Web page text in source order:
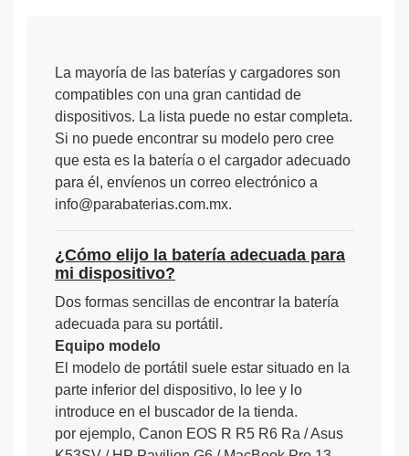
La mayoría de las baterías y cargadores son
compatibles con una gran cantidad de
dispositivos. La lista puede no estar completa.
Si no puede encontrar su modelo pero cree
que esta es la batería o el cargador adecuado
para él, envíenos un correo electrónico a
info@parabaterias.com.mx.
¿Cómo elijo la batería adecuada para
mi dispositivo?
Dos formas sencillas de encontrar la batería
adecuada para su portátil.
Equipo modelo
El modelo de portátil suele estar situado en la
parte inferior del dispositivo, lo lee y lo
introduce en el buscador de la tienda.
por ejemplo, Canon EOS R R5 R6 Ra / Asus